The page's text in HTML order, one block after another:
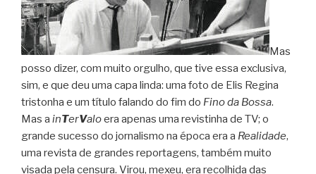
Mas
posso dizer, com muito orgulho, que tive essa exclusiva,
sim, e que deu uma capa linda: uma foto de Elis Regina
tristonha e um título falando do fim do Fino da Bossa.
Mas a inTerValoera apenas uma revistinha de TV; o
grande sucesso do jornalismo na época era a Realidade,
uma revista de grandes reportagens, também muito
visada pela censura. Virou, mexeu, era recolhida das